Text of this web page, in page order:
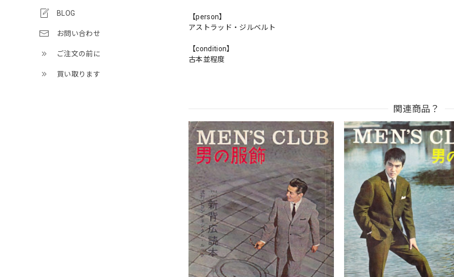
BLOG
お問い合わせ
ご注文の前に
買い取ります
【person】
アストラッド・ジルベルト
【condition】
古本並程度
関連商品？